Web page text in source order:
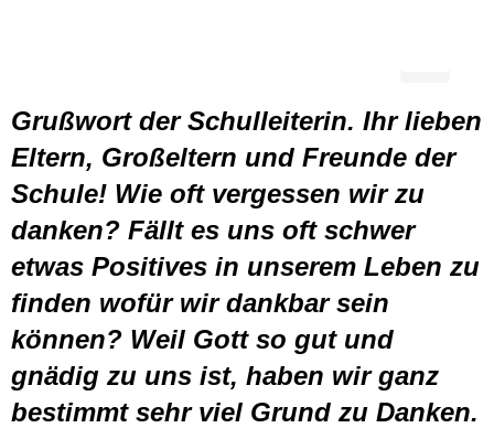
Grußwort der Schulleiterin. Ihr lieben
Eltern, Großeltern und Freunde der
Schule! Wie oft vergessen wir zu
danken? Fällt es uns oft schwer
etwas Positives in unserem Leben zu
finden wofür wir dankbar sein
können? Weil Gott so gut und
gnädig zu uns ist, haben wir ganz
bestimmt sehr viel Grund zu Danken.